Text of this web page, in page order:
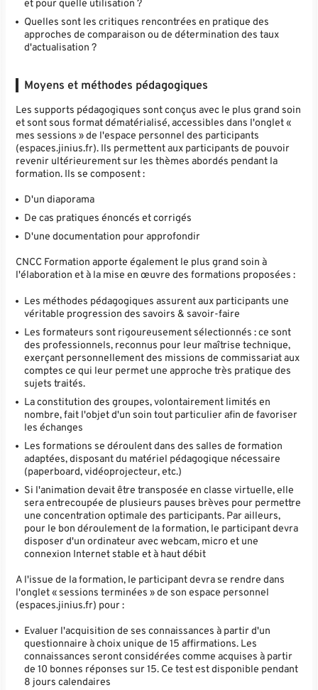
et pour quelle utilisation ?
Quelles sont les critiques rencontrées en pratique des
approches de comparaison ou de détermination des taux
d'actualisation ?
Moyens et méthodes pédagogiques
Les supports pédagogiques sont conçus avec le plus grand soin
et sont sous format dématérialisé, accessibles dans l'onglet «
mes sessions » de l'espace personnel des participants
(espaces.jinius.fr). Ils permettent aux participants de pouvoir
revenir ultérieurement sur les thèmes abordés pendant la
formation. Ils se composent :
D'un diaporama
De cas pratiques énoncés et corrigés
D'une documentation pour approfondir
CNCC Formation apporte également le plus grand soin à
l'élaboration et à la mise en œuvre des formations proposées :
Les méthodes pédagogiques assurent aux participants une
véritable progression des savoirs & savoir-faire
Les formateurs sont rigoureusement sélectionnés : ce sont
des professionnels, reconnus pour leur maîtrise technique,
exerçant personnellement des missions de commissariat aux
comptes ce qui leur permet une approche très pratique des
sujets traités.
La constitution des groupes, volontairement limités en
nombre, fait l'objet d'un soin tout particulier afin de favoriser
les échanges
Les formations se déroulent dans des salles de formation
adaptées, disposant du matériel pédagogique nécessaire
(paperboard, vidéoprojecteur, etc.)
Si l'animation devait être transposée en classe virtuelle, elle
sera entrecoupée de plusieurs pauses brèves pour permettre
une concentration optimale des participants. Par ailleurs,
pour le bon déroulement de la formation, le participant devra
disposer d'un ordinateur avec webcam, micro et une
connexion Internet stable et à haut débit
A l'issue de la formation, le participant devra se rendre dans
l'onglet « sessions terminées » de son espace personnel
(espaces.jinius.fr) pour :
Evaluer l'acquisition de ses connaissances à partir d'un
questionnaire à choix unique de 15 affirmations. Les
connaissances seront considérées comme acquises à partir
de 10 bonnes réponses sur 15. Ce test est disponible pendant
8 jours calendaires